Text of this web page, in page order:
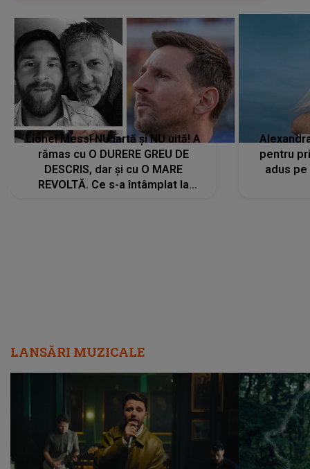
Lionel Messi NU iartă și NU uită! A
rămas cu O DURERE GREU DE
DESCRIS, dar și cu O MARE
REVOLTĂ. Ce s-a întâmplat la
pentru
adus
LANSĂRI MUZICALE